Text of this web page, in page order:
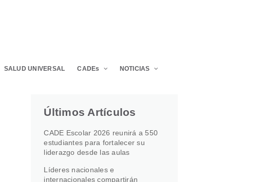
SALUD UNIVERSAL CADEs NOTICIAS
Últimos Artículos
CADE Escolar 2026 reunirá a 550
estudiantes para fortalecer su
liderazgo desde las aulas
Líderes nacionales e
internacionales compartirán